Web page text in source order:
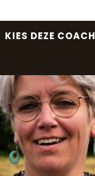
KIES DEZE COACH